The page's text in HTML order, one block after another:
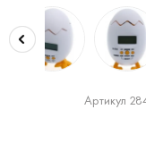
Артикул